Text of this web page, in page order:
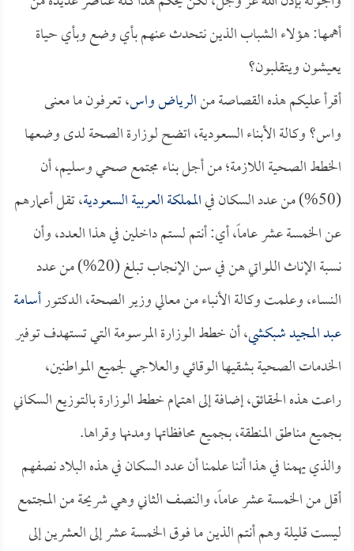
أهمها: هؤلاء الشباب الذين نتحدث عنهم بأي وضع وبأي حياة
يعيشون ويتقلبون؟
أقرأ عليكم هذه القصاصة منالرياض واس، تعرفون ما معنى
واس؟ وكالة الأبناء السعودية، اتضح لوزارة الصحة لدى وضعها
الخطط الصحية اللازمة؛ من أجل بناء مجتمع صحي وسليم، أن
(50%) من عدد السكان في
المملكة العربية السعودية، تقل أعمارهم
عن الخمسة عشر عاماً، أي: أنتم لستم داخلين في هذا العدد، وأن
نسبة الإناث اللواتي هن في سن الإنجاب تبلغ (20%) من عدد
النساء، وعلمت وكالة الأنباء من معالي وزير الصحة، الدكتورأسامة
عبد المجيد شبكشي، أن خطط الوزارة المرسومة التي تستهدف توفير
الخدمات الصحية بشقيها الوقائي والعلاجي لجميع المواطنين،
راعت هذه الحقائق، إضافة إلى اهتمام خطط الوزارة بالتوزيع السكاني
بجميع مناطق المنطقة، بجميع محافظاتها ومدنها وقراها.
والذي يهمنا في هذا أننا علمنا أن عدد السكان في هذه البلاد نصفهم
أقل من الخمسة عشر عاماً، والنصف الثاني وهي شريحة من المجتمع
ليست قليلة وهم أنتم الذين ما فوق الخمسة عشر إلى العشرين إلى